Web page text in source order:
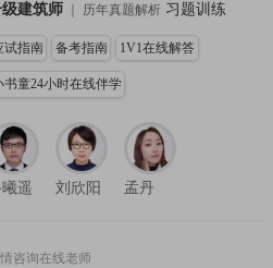
建筑师 历年真题解析 习题训练
试指南 备考指南 1V1在线解答
书童24小时在线伴学
曦遥 刘欣阳 孟丹
咨询在线老师